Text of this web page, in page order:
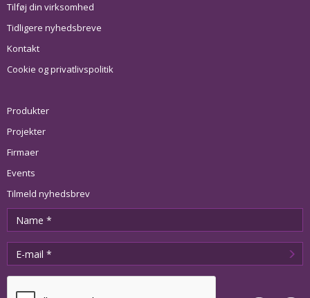
Tilføj din virksomhed
Tidligere nyhedsbreve
Kontakt
Cookie og privatlivspolitik
Produkter
Projekter
Firmaer
Events
Tilmeld nyhedsbrev